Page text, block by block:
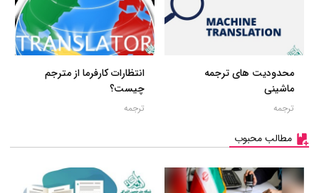
محدودیت های ترجمه
ماشینی
ترجمه
انتظارات کارفرما از مترجم
چیست؟
ترجمه
مطالب محبوب